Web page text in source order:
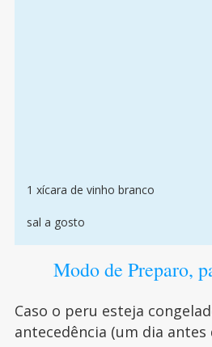
1 xícara de vinho branco
sal a gosto
Modo de Preparo,
Caso o peru esteja
antecedência (um dia antes